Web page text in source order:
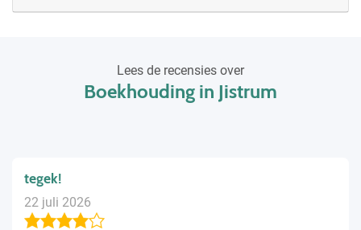
Lees de recensies over
Boekhouding in Jistrum
tegek!
22 juli 2026